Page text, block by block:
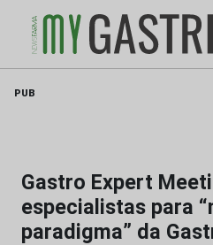
PUB
Gastro Expert
especialistas para
paradigma” da